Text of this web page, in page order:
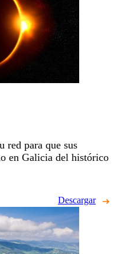
red para que sus
en Galicia del histórico
Descargar